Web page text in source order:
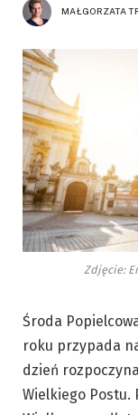
MAŁGORZATA
Zdjęcie:
Środa
roku przypada
dzień
Wielkiego Postu.